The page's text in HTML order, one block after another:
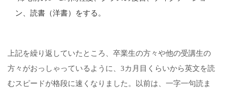
ン、読書（洋書）をする。
上記を繰り返していたところ、卒業生の方々や他の受講生の
方々がおっしゃっているように、3カ月目くらいから英文を読
むスピードが格段に速くなりました。以前は、一字一句読ま